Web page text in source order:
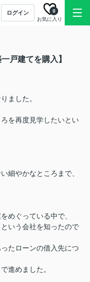
ログイン
お気に入り
0
戸建てを購入】
ました。
を再度見学したいとい
細やかなところまで、
めぐっている中で、
いう会社を知ったので
たローンの借入先につ
進めました。